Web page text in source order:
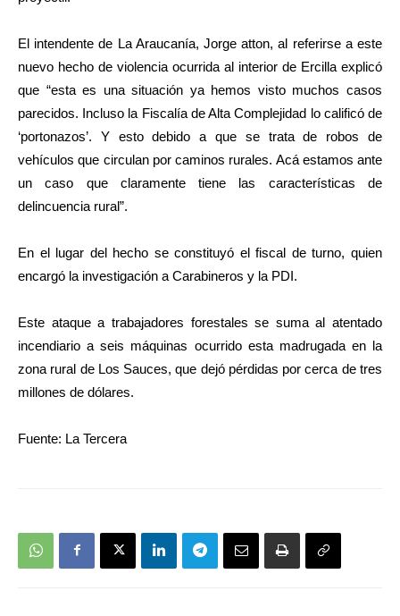
El intendente de La Araucanía, Jorge atton, al referirse a este
nuevo hecho de violencia ocurrida al interior de Ercilla explicó
que “esta es una situación ya hemos visto muchos casos
parecidos. Incluso la Fiscalía de Alta Complejidad lo calificó de
‘portonazos’. Y esto debido a que se trata de robos de
vehículos que circulan por caminos rurales. Acá estamos ante
un caso que claramente tiene las características de
delincuencia rural”.
En el lugar del hecho se constituyó el fiscal de turno, quien
encargó la investigación a Carabineros y la PDI.
Este ataque a trabajadores forestales se suma al atentado
incendiario a seis máquinas ocurrido esta madrugada en la
zona rural de Los Sauces, que dejó pérdidas por cerca de tres
millones de dólares.
Fuente: La Tercera